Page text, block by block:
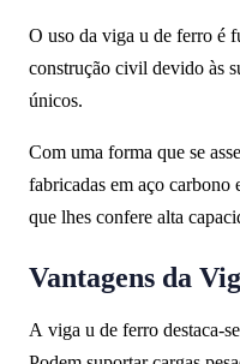
O uso da viga u de ferro é
construção civil devido às
únicos.
Com uma forma que se
fabricadas em aço carbono
que lhes confere alta
Vantagens da
A viga u de ferro destaca-